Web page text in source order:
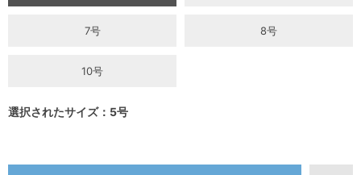
7号 8号
10号
選択されたサイズ：5号